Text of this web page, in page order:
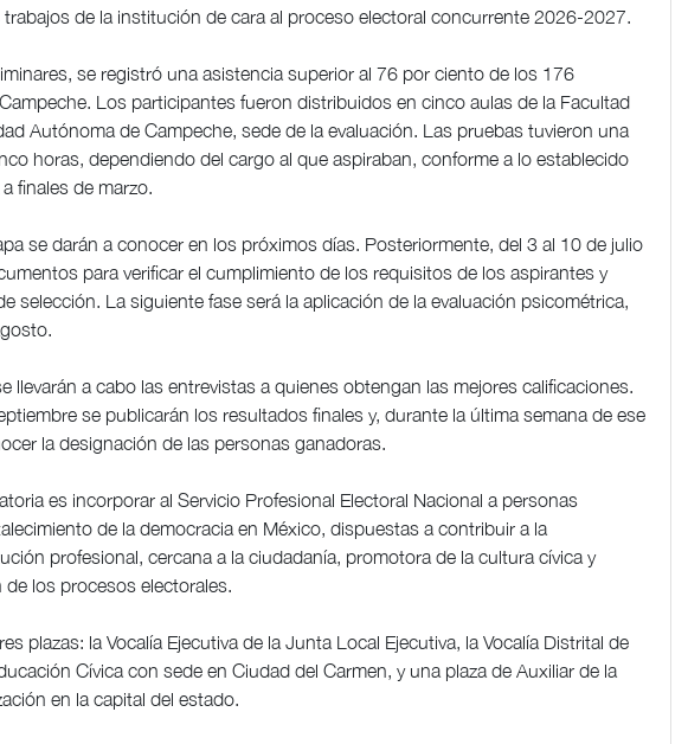
de la institución de cara al proceso electoral concurrente 2026-2027.
se registró una asistencia superior al 76 por ciento de los 176
Los participantes fueron distribuidos en cinco aulas de la Facultad
Autónoma de Campeche, sede de la evaluación. Las pruebas tuvieron una
horas, dependiendo del cargo al que aspiraban, conforme a lo establecido
finales de marzo.
se darán a conocer en los próximos días. Posteriormente, del 3 al 10 de julio
para verificar el cumplimiento de los requisitos de los aspirantes y
selección. La siguiente fase será la aplicación de la evaluación psicométrica,
llevarán a cabo las entrevistas a quienes obtengan las mejores calificaciones.
se publicarán los resultados finales y, durante la última semana de ese
la designación de las personas ganadoras.
es incorporar al Servicio Profesional Electoral Nacional a personas
de la democracia en México, dispuestas a contribuir a la
profesional, cercana a la ciudadanía, promotora de la cultura cívica y
los procesos electorales.
plazas: la Vocalía Ejecutiva de la Junta Local Ejecutiva, la Vocalía Distrital de
Cívica con sede en Ciudad del Carmen, y una plaza de Auxiliar de la
en la capital del estado.